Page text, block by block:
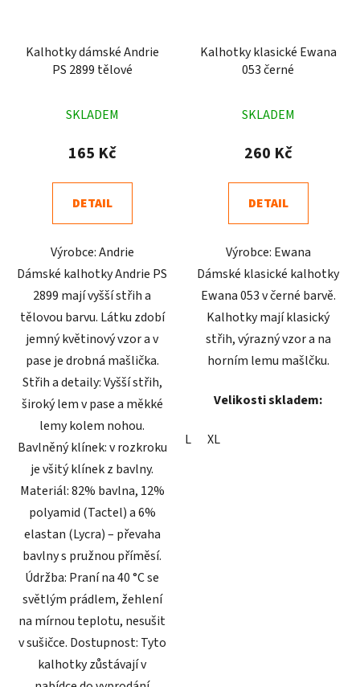
Kalhotky dámské Andrie
PS 2899 tělové
hodnocení
produktu
5,0
z
hvězdiček.
SKLADEM
165 Kč
DETAIL
Výrobce: Andrie
Dámské kalhotky Andrie PS
2899 mají vyšší střih a
tělovou barvu. Látku zdobí
jemný květinový vzor a v
pase je drobná mašlička.
Střih a detaily: Vyšší střih,
široký lem v pase a měkké
lemy kolem nohou.
Bavlněný klínek: v rozkroku
je všitý klínek z bavlny.
Materiál: 82% bavlna, 12%
polyamid (Tactel) a 6%
elastan (Lycra) – převaha
bavlny s pružnou příměsí.
Údržba: Praní na 40 °C se
světlým prádlem, žehlení
na mírnou teplotu, nesušit
v sušičce. Dostupnost: Tyto
kalhotky zůstávají v
Kalhotky klasické Ewana
053 černé
hodnocení
produktu
5,0
z
hvězdiček.
SKLADEM
260 Kč
DETAIL
Výrobce: Ewana
Dámské klasické kalhotky
Ewana 053 v černé barvě.
Kalhotky mají klasický
střih, výrazný vzor a na
horním lemu mašlčku.
Velikosti skladem:
L XL